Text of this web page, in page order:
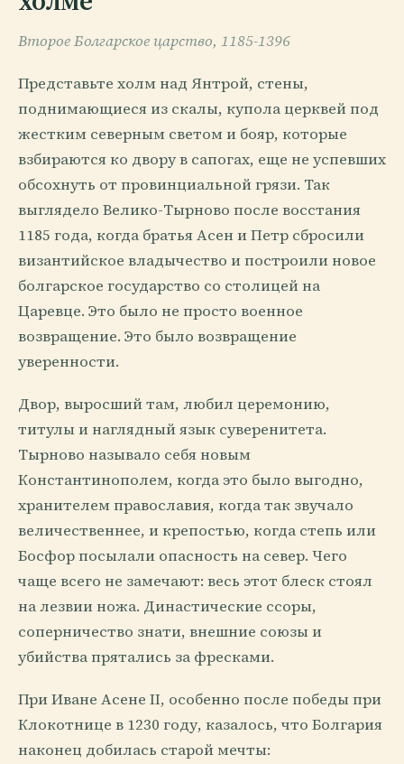
Второе Болгарское царство, 1185-1396
Представьте холм над Янтрой, стены,
поднимающиеся из скалы, купола церквей под
жестким северным светом и бояр, которые
взбираются ко двору в сапогах, еще не успевших
обсохнуть от провинциальной грязи. Так
выглядело Велико-Тырново после восстания
1185 года, когда братья Асен и Петр сбросили
византийское владычество и построили новое
болгарское государство со столицей на
Царевце. Это было не просто военное
возвращение. Это было возвращение
уверенности.
Двор, выросший там, любил церемонию,
титулы и наглядный язык суверенитета.
Тырново называло себя новым
Константинополем, когда это было выгодно,
хранителем православия, когда так звучало
величественнее, и крепостью, когда степь или
Босфор посылали опасность на север. Чего
чаще всего не замечают: весь этот блеск стоял
на лезвии ножа. Династические ссоры,
соперничество знати, внешние союзы и
убийства прятались за фресками.
При Иване Асене II, особенно после победы при
Клокотнице в 1230 году, казалось, что Болгария
наконец добилась старой мечты: